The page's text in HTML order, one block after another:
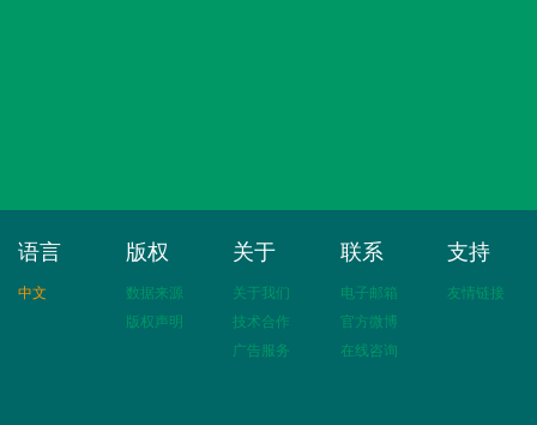
语言
中文
版权
数据来源
版权声明
关于
关于我们
技术合作
广告服务
联系
电子邮箱
官方微博
在线咨询
支持
友情链接